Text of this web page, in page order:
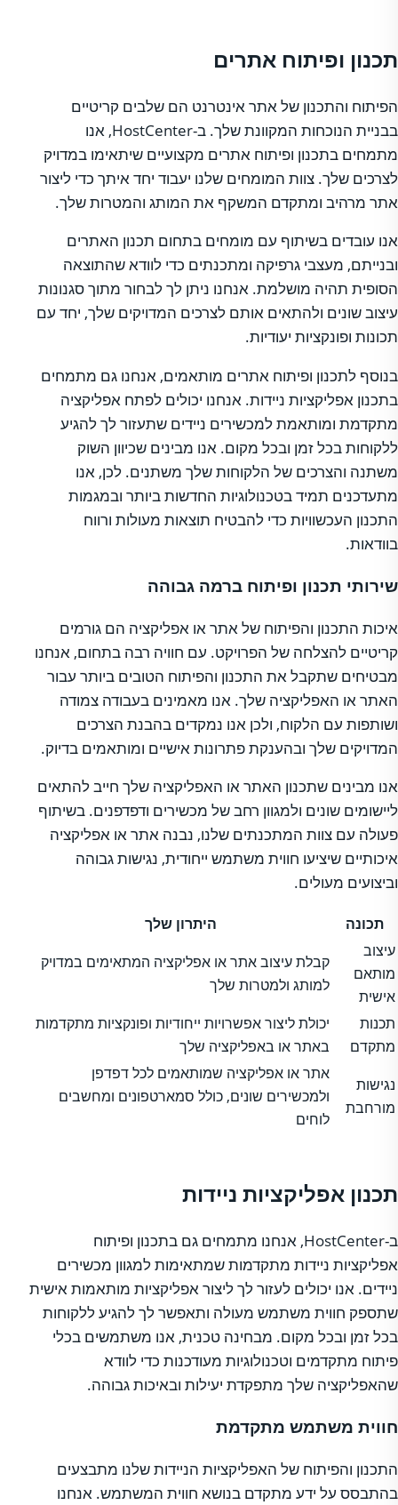
תכנון ופיתוח אתרים
הפיתוח והתכנון של אתר אינטרנט הם שלבים קריטיים
בבניית הנוכחות המקוונת שלך. ב-HostCenter, אנו
מתמחים בתכנון ופיתוח אתרים מקצועיים שיתאימו במדויק
לצרכים שלך. צוות המומחים שלנו יעבוד יחד איתך כדי ליצור
אתר מרהיב ומתקדם המשקף את המותג והמטרות שלך.
אנו עובדים בשיתוף עם מומחים בתחום תכנון האתרים
ובנייתם, מעצבי גרפיקה ומתכנתים כדי לוודא שהתוצאה
הסופית תהיה מושלמת. אנחנו ניתן לך לבחור מתוך סגנונות
עיצוב שונים ולהתאים אותם לצרכים המדויקים שלך, יחד עם
תכונות ופונקציות יעודיות.
בנוסף לתכנון ופיתוח אתרים מותאמים, אנחנו גם מתמחים
בתכנון אפליקציות ניידות. אנחנו יכולים לפתח אפליקציה
מתקדמת ומותאמת למכשירים ניידים שתעזור לך להגיע
ללקוחות בכל זמן ובכל מקום. אנו מבינים שכיוון השוק
משתנה והצרכים של הלקוחות שלך משתנים. לכן, אנו
מתעדכנים תמיד בטכנולוגיות החדשות ביותר ובמגמות
התכנון העכשוויות כדי להבטיח תוצאות מעולות ורווח
בוודאות.
שירותי תכנון ופיתוח ברמה גבוהה
איכות התכנון והפיתוח של אתר או אפליקציה הם גורמים
קריטיים להצלחה של הפרויקט. עם חוויה רבה בתחום, אנחנו
מבטיחים שתקבל את התכנון והפיתוח הטובים ביותר עבור
האתר או האפליקציה שלך. אנו מאמינים בעבודה צמודה
ושותפות עם הלקוח, ולכן אנו נמקדים בהבנת הצרכים
המדויקים שלך ובהענקת פתרונות אישיים ומותאמים בדיוק.
אנו מבינים שתכנון האתר או האפליקציה שלך חייב להתאים
ליישומים שונים ולמגוון רחב של מכשירים ודפדפנים. בשיתוף
פעולה עם צוות המתכנתים שלנו, נבנה אתר או אפליקציה
איכותיים שיציעו חווית משתמש ייחודית, נגישות גבוהה
וביצועים מעולים.
תכונה
היתרון שלך
עיצוב
מותאם
אישית
קבלת עיצוב אתר או אפליקציה המתאימים במדויק
למותג ולמטרות שלך
תכנות
מתקדם
יכולת ליצור אפשרויות ייחודיות ופונקציות מתקדמות
באתר או באפליקציה שלך
נגישות
מורחבת
אתר או אפליקציה שמותאמים לכל דפדפן
ולמכשירים שונים, כולל סמארטפונים ומחשבים
לוחים
תכנון אפליקציות ניידות
ב-HostCenter, אנחנו מתמחים גם בתכנון ופיתוח
אפליקציות ניידות מתקדמות שמתאימות למגוון מכשירים
ניידים. אנו יכולים לעזור לך ליצור אפליקציות מותאמות אישית
שתספק חווית משתמש מעולה ותאפשר לך להגיע ללקוחות
בכל זמן ובכל מקום. מבחינה טכנית, אנו משתמשים בכלי
פיתוח מתקדמים וטכנולוגיות מעודכנות כדי לוודא
שהאפליקציה שלך מתפקדת יעילות ובאיכות גבוהה.
חווית משתמש מתקדמת
התכנון והפיתוח של האפליקציות הניידות שלנו מתבצעים
בהתבסס על ידע מתקדם בנושא חווית המשתמש. אנחנו